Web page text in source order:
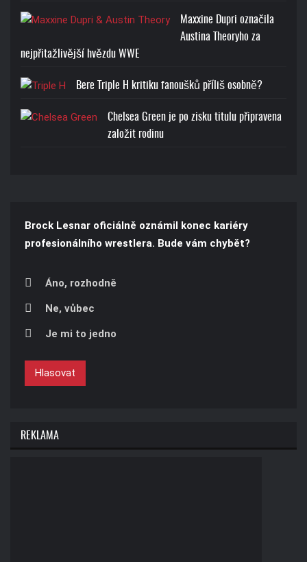
Maxxine Dupri označila
Austina Theoryho za
nejpřitažlivější hvězdu WWE
Bere Triple H kritiku fanoušků příliš osobně?
Chelsea Green je po zisku titulu připravena
založit rodinu
Brock Lesnar oficiálně oznámil konec kariéry
profesionálního wrestlera. Bude vám chybět?
Áno, rozhodně
Ne, vůbec
Je mi to jedno
Hlasovat
REKLAMA